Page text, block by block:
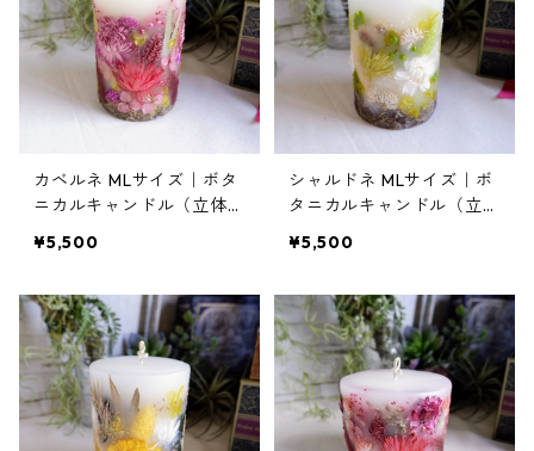
カベルネ MLサイズ｜ボタ
ニカルキャンドル（立体仕
¥5,500
シャルドネ MLサイズ｜ボ
タニカルキャンドル（立体
¥5,500